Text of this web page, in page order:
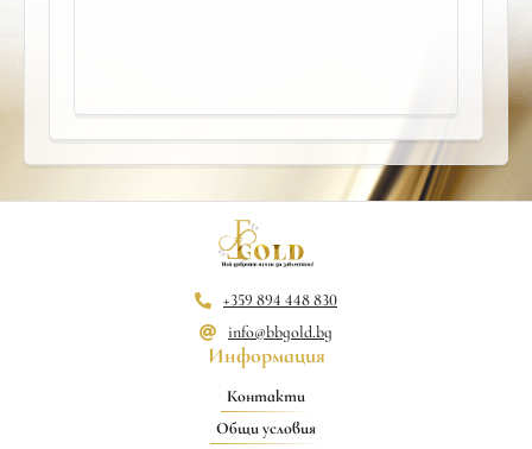
+359 894 448 830
info@bbgold.bg
Информация
Контакти
Общи условия